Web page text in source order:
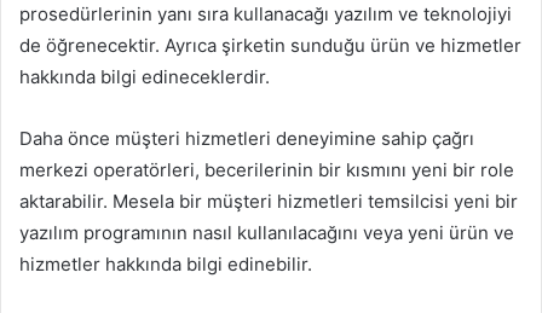
prosedürlerinin yanı sıra kullanacağı yazılım ve teknolojiyi
de öğrenecektir. Ayrıca şirketin sunduğu ürün ve hizmetler
hakkında bilgi edineceklerdir.
Daha önce müşteri hizmetleri deneyimine sahip çağrı
merkezi operatörleri, becerilerinin bir kısmını yeni bir role
aktarabilir. Mesela bir müşteri hizmetleri temsilcisi yeni bir
yazılım programının nasıl kullanılacağını veya yeni ürün ve
hizmetler hakkında bilgi edinebilir.